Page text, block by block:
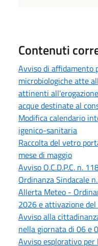
Contenuti
Avviso di affidamento
microbiologiche atte
attinenti
acque destinate al
Modifica calendario
igenico-sanitaria
Raccolta del vetro
mese di maggio
Avviso O.C.D.P.C. n.
Ordinanza Sindacale
Allerta Meteo -
2026 e attivazione
Avviso alla
nella giornata di 06 e
Avviso esplorativo